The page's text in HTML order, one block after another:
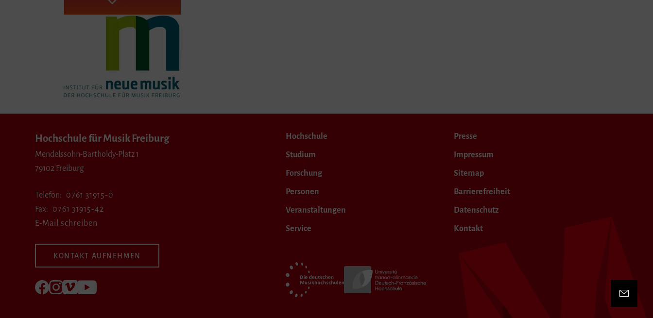
Kontakt
Hochschule für Musik Freiburg
Mendelssohn-Bartholdy-Platz 1
79102 Freiburg
Telefon
0761 31915-0
Fax
0761 31915-42
E-Mail schreiben
KONTAKT AUFNEHMEN
Folgen Sie uns auf Facebook
Folgen Sie uns auf Instagram
Besuchen Sie uns bei Vimeo
Hochschule
Studium
Forschung
Personen
Veranstaltungen
Service
Presse
Impressum
Sitemap
Barrierefreiheit
Datenschutz
Kontakt